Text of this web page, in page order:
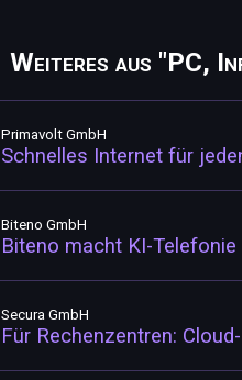
Weiteres aus "PC,
Primavolt GmbH
Schnelles Internet für
Biteno GmbH
Biteno macht KI-
Secura GmbH
Für Rechenzentren: